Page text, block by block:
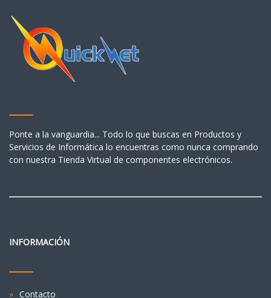
Ponte a la vanguardia... Todo lo que buscas en Productos y
Servicios de Informática lo encuentras como nunca comprando
con nuestra Tienda Virtual de componentes electrónicos.
INFORMACIÓN
Contacto